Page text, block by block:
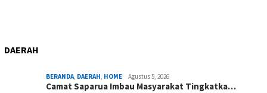
DAERAH
BERANDA, DAERAH, HOME Agustus 5, 2026
Camat Saparua Imbau Masyarakat Tingkatka…